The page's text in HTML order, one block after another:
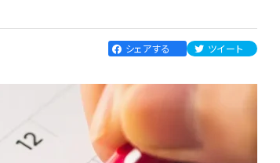
シェアする ツイート